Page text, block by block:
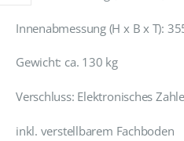
Innenabmessung (H x B x T):
Gewicht: ca. 130 kg
Verschluss: Elektronisches
inkl. verstellbarem Fachboden